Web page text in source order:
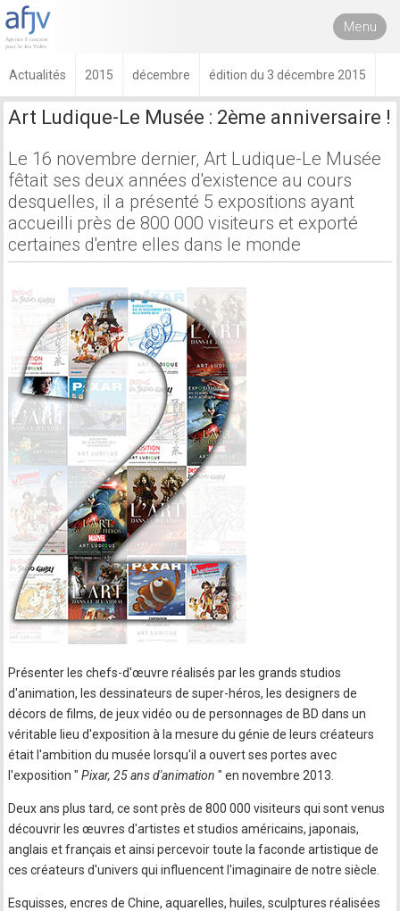
Menu
Actualités 2015 décembre édition du 3 décembre 2015
Art Ludique-Le Musée : 2ème anniversaire !
Le 16 novembre dernier, Art Ludique-Le Musée
fêtait ses deux années d'existence au cours
desquelles, il a présenté 5 expositions ayant
accueilli près de 800 000 visiteurs et exporté
certaines d'entre elles dans le monde
Présenter les chefs-d'œuvre réalisés par les grands studios
d'animation, les dessinateurs de super-héros, les designers de
décors de films, de jeux vidéo ou de personnages de BD dans un
véritable lieu d'exposition à la mesure du génie de leurs créateurs
était l'ambition du musée lorsqu'il a ouvert ses portes avec
l'exposition " Pixar, 25 ans d'animation" en novembre 2013.
Deux ans plus tard, ce sont près de 800 000 visiteurs qui sont venus
découvrir les œuvres d'artistes et studios américains, japonais,
anglais et français et ainsi percevoir toute la faconde artistique de
ces créateurs d'univers qui influencent l'imaginaire de notre siècle.
Esquisses, encres de Chine, aquarelles, huiles, sculptures réalisées